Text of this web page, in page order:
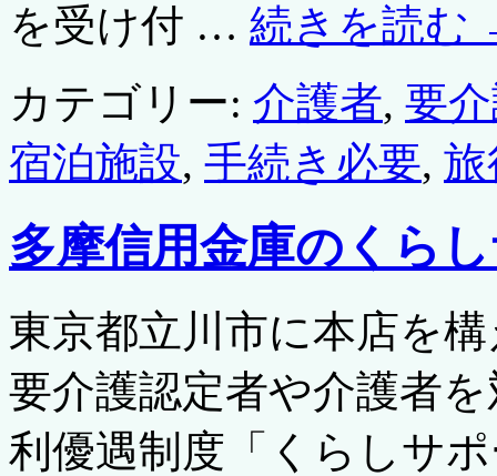
を受け付 … 続きを読む
カテゴリー: 介護者, 要
宿泊施設, 手続き必要, 旅
多摩信用金庫のくら
東京都立川市に本店を
要介護認定者や介護者
利優遇制度「くらしサ